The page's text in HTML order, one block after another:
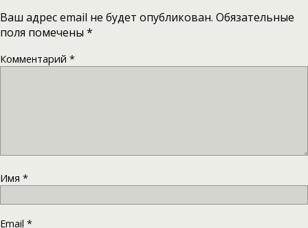
Ваш адрес email не будет опубликован. Обязательные
поля помечены *
Комментарий *
Имя *
Email *